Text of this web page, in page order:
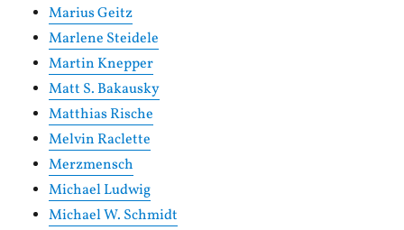
Marius Geitz
Marlene Steidele
Martin Knepper
Matt S. Bakausky
Matthias Rische
Melvin Raclette
Merzmensch
Michael Ludwig
Michael W. Schmidt